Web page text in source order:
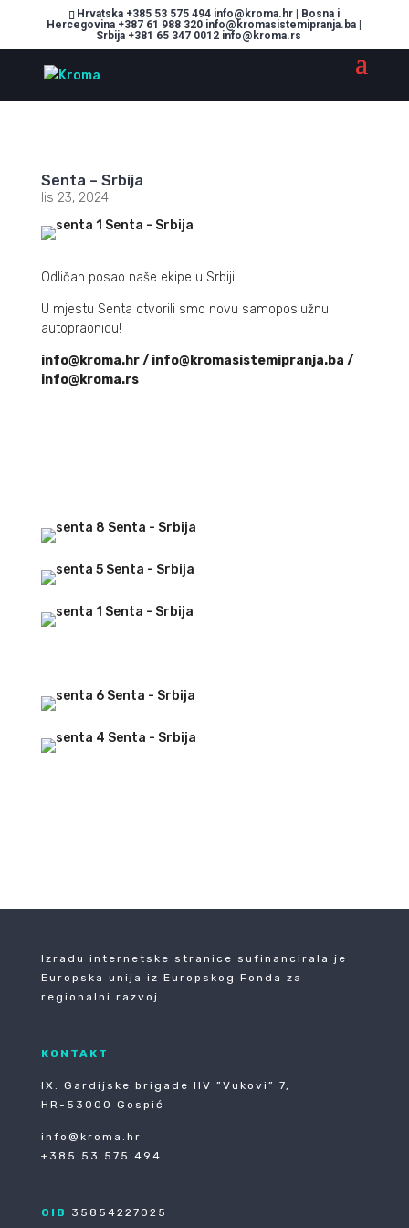
Hrvatska +385 53 575 494 info@kroma.hr | Bosna i
Hercegovina +387 61 988 320 info@kromasistemipranja.ba |
Srbija +381 65 347 0012 info@kroma.rs
Senta – Srbija
lis 23, 2024
Odličan posao naše ekipe u Srbiji!
U mjestu Senta otvorili smo novu samoposlužnu
autopraonicu!
info@kroma.hr / info@kromasistemipranja.ba /
info@kroma.rs
Izradu internetske stranice sufinancirala je
Europska unija iz Europskog Fonda za
regionalni razvoj.
KONTAKT
IX. Gardijske brigade HV ”Vukovi” 7,
HR-53000 Gospić
info@kroma.hr
+385 53 575 494
OIB 35854227025